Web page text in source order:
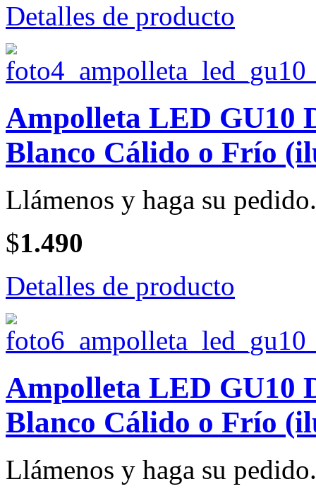
Detalles de producto
Ampolleta LED GU10
Blanco Cálido o Frío
Llámenos y haga su pedido.
$1.490
Detalles de producto
Ampolleta LED GU10
Blanco Cálido o Frío
Llámenos y haga su pedido.